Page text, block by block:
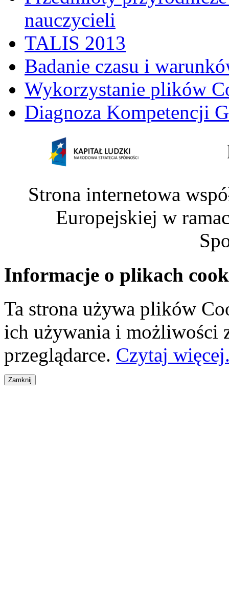
nauczycieli
TALIS 2013
Badanie czasu i
Wykorzystanie plików
Diagnoza Kompetencji
Strona internetowa
Europejskiej w
Informacje o plikach
Ta strona używa plików
ich używania i możliwości
przeglądarce. Czytaj